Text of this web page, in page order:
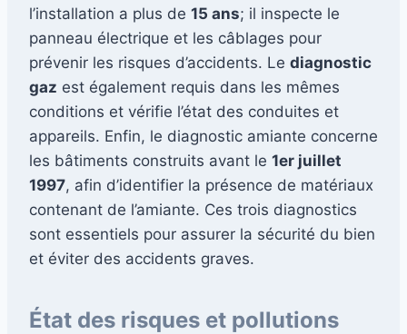
l’installation a plus de 15 ans; il inspecte le
panneau électrique et les câblages pour
prévenir les risques d’accidents. Le diagnostic
gaz est également requis dans les mêmes
conditions et vérifie l’état des conduites et
appareils. Enfin, le diagnostic amiante concerne
les bâtiments construits avant le 1er juillet
1997, afin d’identifier la présence de matériaux
contenant de l’amiante. Ces trois diagnostics
sont essentiels pour assurer la sécurité du bien
et éviter des accidents graves.
État des risques et pollutions